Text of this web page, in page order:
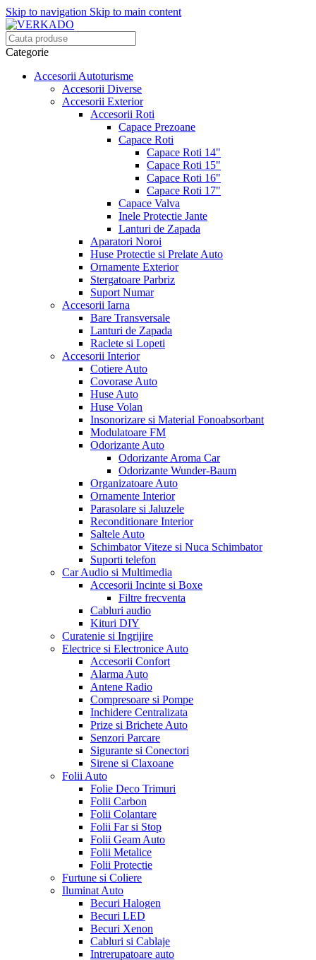
Skip to navigation Skip to main content
Categorie
Accesorii Autoturisme
Accesorii Diverse
Accesorii Exterior
Accesorii Roti
Capace Prezoane
Capace Roti
Capace Roti 14"
Capace Roti 15"
Capace Roti 16"
Capace Roti 17"
Capace Valva
Inele Protectie Jante
Lanturi de Zapada
Aparatori Noroi
Huse Protectie si Prelate Auto
Ornamente Exterior
Stergatoare Parbriz
Suport Numar
Accesorii Iarna
Bare Transversale
Lanturi de Zapada
Raclete si Lopeti
Accesorii Interior
Cotiere Auto
Covorase Auto
Huse Auto
Huse Volan
Insonorizare si Material Fonoabsorbant
Modulatoare FM
Odorizante Auto
Odorizante Aroma Car
Odorizante Wunder-Baum
Organizatoare Auto
Ornamente Interior
Parasolare si Jaluzele
Reconditionare Interior
Saltele Auto
Schimbator Viteze si Nuca Schimbator
Suporti telefon
Car Audio si Multimedia
Accesorii Incinte si Boxe
Filtre frecventa
Cabluri audio
Kituri DIY
Curatenie si Ingrijire
Electrice si Electronice Auto
Accesorii Confort
Alarma Auto
Antene Radio
Compresoare si Pompe
Inchidere Centralizata
Prize si Brichete Auto
Senzori Parcare
Sigurante si Conectori
Sirene si Claxoane
Folii Auto
Folie Deco Trimuri
Folii Carbon
Folii Colantare
Folii Far si Stop
Folii Geam Auto
Folii Metalice
Folii Protectie
Furtune si Coliere
Iluminat Auto
Becuri Halogen
Becuri LED
Becuri Xenon
Cabluri si Cablaje
Intrerupatoare auto